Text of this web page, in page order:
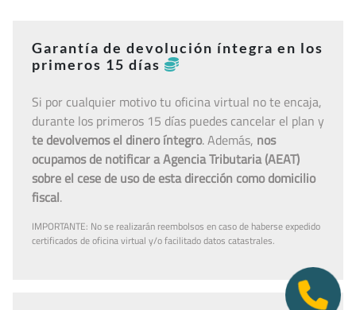
Garantía de devolución íntegra en los
primeros 15 días
Si por cualquier motivo tu oficina virtual no te encaja,
durante los primeros 15 días puedes cancelar el plan y
te devolvemos el dinero íntegro. Además, nos
ocupamos de notificar a Agencia Tributaria (AEAT)
sobre el cese de uso de esta dirección como domicilio
fiscal.
IMPORTANTE: No se realizarán reembolsos en caso de haberse expedido
certificados de oficina virtual y/o facilitado datos catastrales.